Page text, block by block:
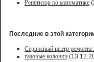
Репетитор по математике
Последние в этой
Сервисный центр ремонта
газовые колонки